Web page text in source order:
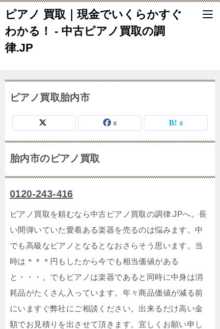
ピアノ 買取｜現金でいくらかすぐ
わかる！ - 中古ピアノ買取の調
律.JP
ピアノ買取胎内市
0 0
胎内市のピアノ買取
0120-243-416
ピアノ買取を頼むなら中古ピアノ買取の調律.JPへ。長
い間弾いていた愛着ある楽器を売るのは悩みます。中
でも高級なピアノとなるとなおさらそう思います。当
時は＊＊＊円もしたから今でも相当価値がある
と・・・。でもピアノは楽器であると同時に中身は消
耗品がたくさん入っています。年々商品価値が減る前
にいますぐ弊社にご相談ください。出来るだけ高い金
額でお見積りを出させて頂きます。宜しくお願い申し